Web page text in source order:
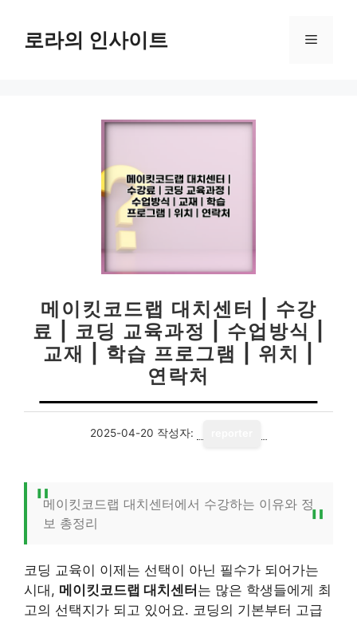
로라의 인사이트 메
메이킷코드랩 대치센터 | 수강
료 | 코딩 교육과정 | 수업방식 |
교재 | 학습 프로그램 | 위치 |
연락처
2025-04-20 작성자:
메이킷코드랩 대치센터에서 수강하는 이유와 정
보 총정리
코딩 교육이 이제는 선택이 아닌 필수가 되어가는
시대, 메이킷코드랩 대치센터 는 많은 학생들에게 최
고의 선택지가 되고 있어요. 코딩의 기본부터 고급